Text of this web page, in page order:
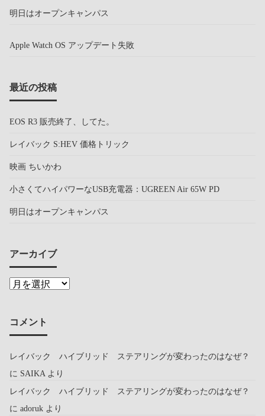
明日はオープンキャンパス
Apple Watch OS アップデート失敗
最近の投稿
EOS R3 販売終了、してた。
レイバック S:HEV 価格トリック
映画 ちいかわ
小さくてハイパワーなUSB充電器：UGREEN Air 65W PD
明日はオープンキャンパス
アーカイブ
コメント
レイバック ハイブリッド ステアリングが変わったのはなぜ？
に SAIKA より
レイバック ハイブリッド ステアリングが変わったのはなぜ？
に adoruk より